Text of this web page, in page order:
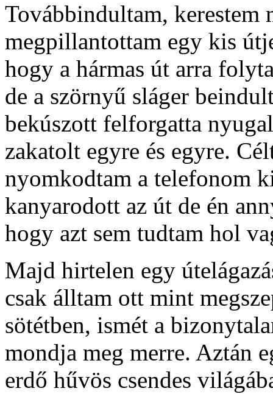
Továbbindultam, kerestem
megpillantottam egy kis
hogy a hármas út arra
de a szörnyű sláger
bekúszott felforgatta
zakatolt egyre és egyre.
nyomkodtam a telefonom
kanyarodott az út de én
hogy azt sem tudtam hol
Majd hirtelen egy
csak álltam ott mint
sötétben, ismét a
mondja meg merre. Aztán
erdő hűvös csendes